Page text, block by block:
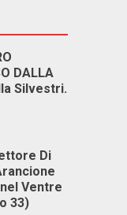
DALLA
Silvestri.
Di
Ventre
33)